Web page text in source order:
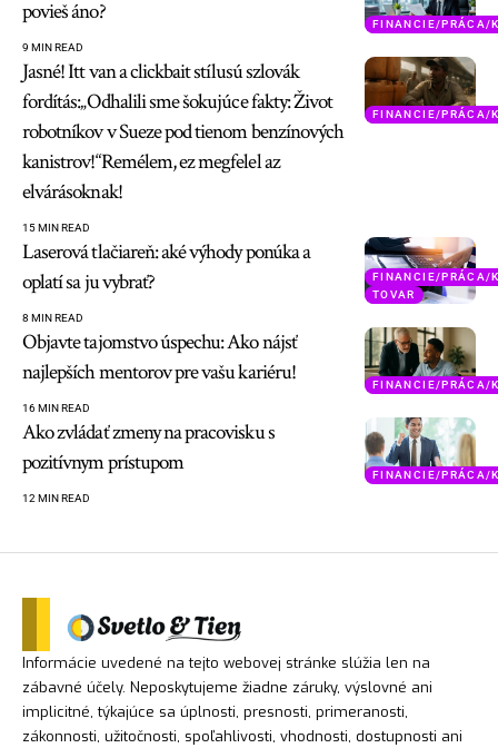
FINANCIE/PRÁCA/
povieš áno?
9 MIN READ
FINANCIE/PRÁCA/
Jasné! Itt van a clickbait stílusú szlovák
fordítás:„Odhalili sme šokujúce fakty: Život
robotníkov v Sueze pod tienom benzínových
kanistrov!“Remélem, ez megfelel az
elvárásoknak!
15 MIN READ
FINANCIE/PRÁCA/
TOVAR
Laserová tlačiareň: aké výhody ponúka a
oplatí sa ju vybrať?
8 MIN READ
FINANCIE/PRÁCA/
Objavte tajomstvo úspechu: Ako nájsť
najlepších mentorov pre vašu kariéru!
16 MIN READ
FINANCIE/PRÁCA/
Ako zvládať zmeny na pracovisku s
pozitívnym prístupom
12 MIN READ
Informácie uvedené na tejto webovej stránke slúžia len na
zábavné účely. Neposkytujeme žiadne záruky, výslovné ani
implicitné, týkajúce sa úplnosti, presnosti, primeranosti,
zákonnosti, užitočnosti, spoľahlivosti, vhodnosti, dostupnosti ani